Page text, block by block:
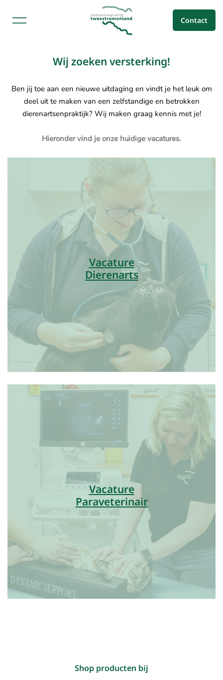
naar
Tweestromenland
Contact
Wij zoeken versterking!
Ben jij toe aan een nieuwe uitdaging en vindt je het leuk om
deel uit te maken van een zelfstandige en betrokken
dierenartsenpraktijk? Wij maken graag kennis met je!
Hieronder vind je onze huidige vacatures.
Vacature
Dierenarts
Vacature
Paraveterinair
Shop producten bij